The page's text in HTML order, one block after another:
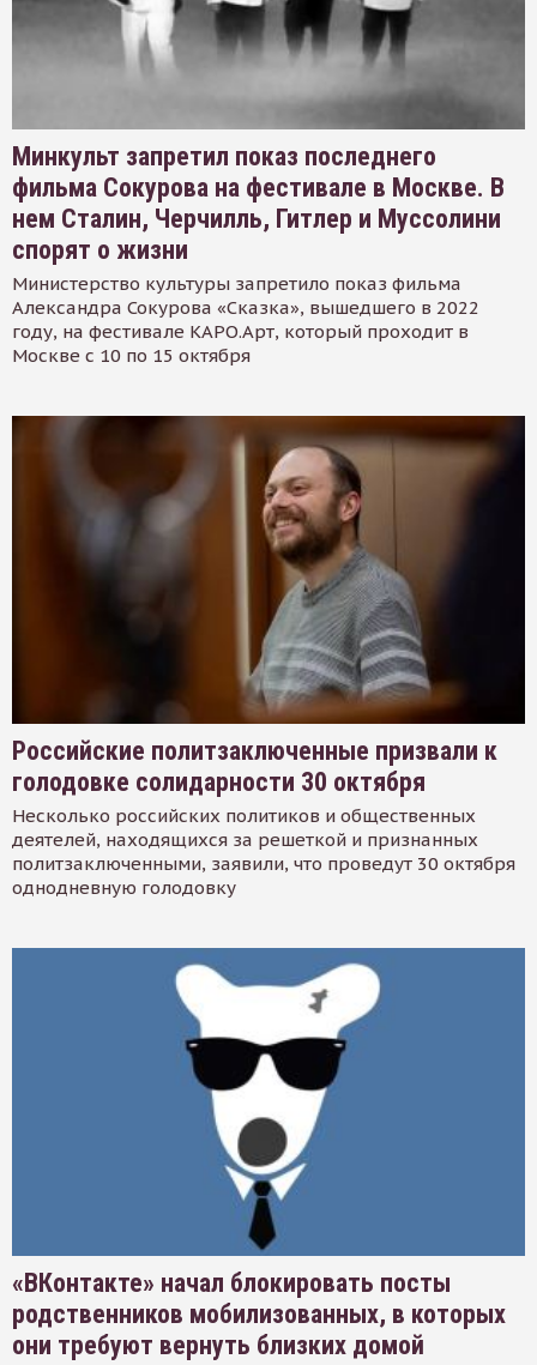
Минкульт запретил показ последнего
фильма Сокурова на фестивале в Москве. В
нем Сталин, Черчилль, Гитлер и Муссолини
спорят о жизни
Министерство культуры запретило показ фильма
Александра Сокурова «Сказка», вышедшего в 2022
году, на фестивале КАРО.Арт, который проходит в
Москве с 10 по 15 октября
Российские политзаключенные призвали к
голодовке солидарности 30 октября
Несколько российских политиков и общественных
деятелей, находящихся за решеткой и признанных
политзаключенными, заявили, что проведут 30 октября
однодневную голодовку
«ВКонтакте» начал блокировать посты
родственников мобилизованных, в которых
они требуют вернуть близких домой